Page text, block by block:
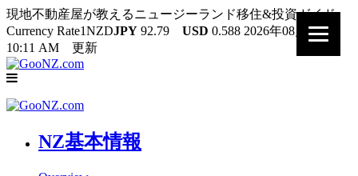
現地不動産屋が教えるニュージーランド移住&投資ガイド
Currency Rate1NZDJPY 92.79 USD 0.588 2026年08月06日
10:11 AM 更新
NZ基本情報